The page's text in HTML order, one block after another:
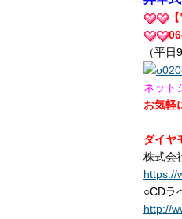
（平日
ネット
お気軽
ダイヤ
株式
https://
○CDラ
http://